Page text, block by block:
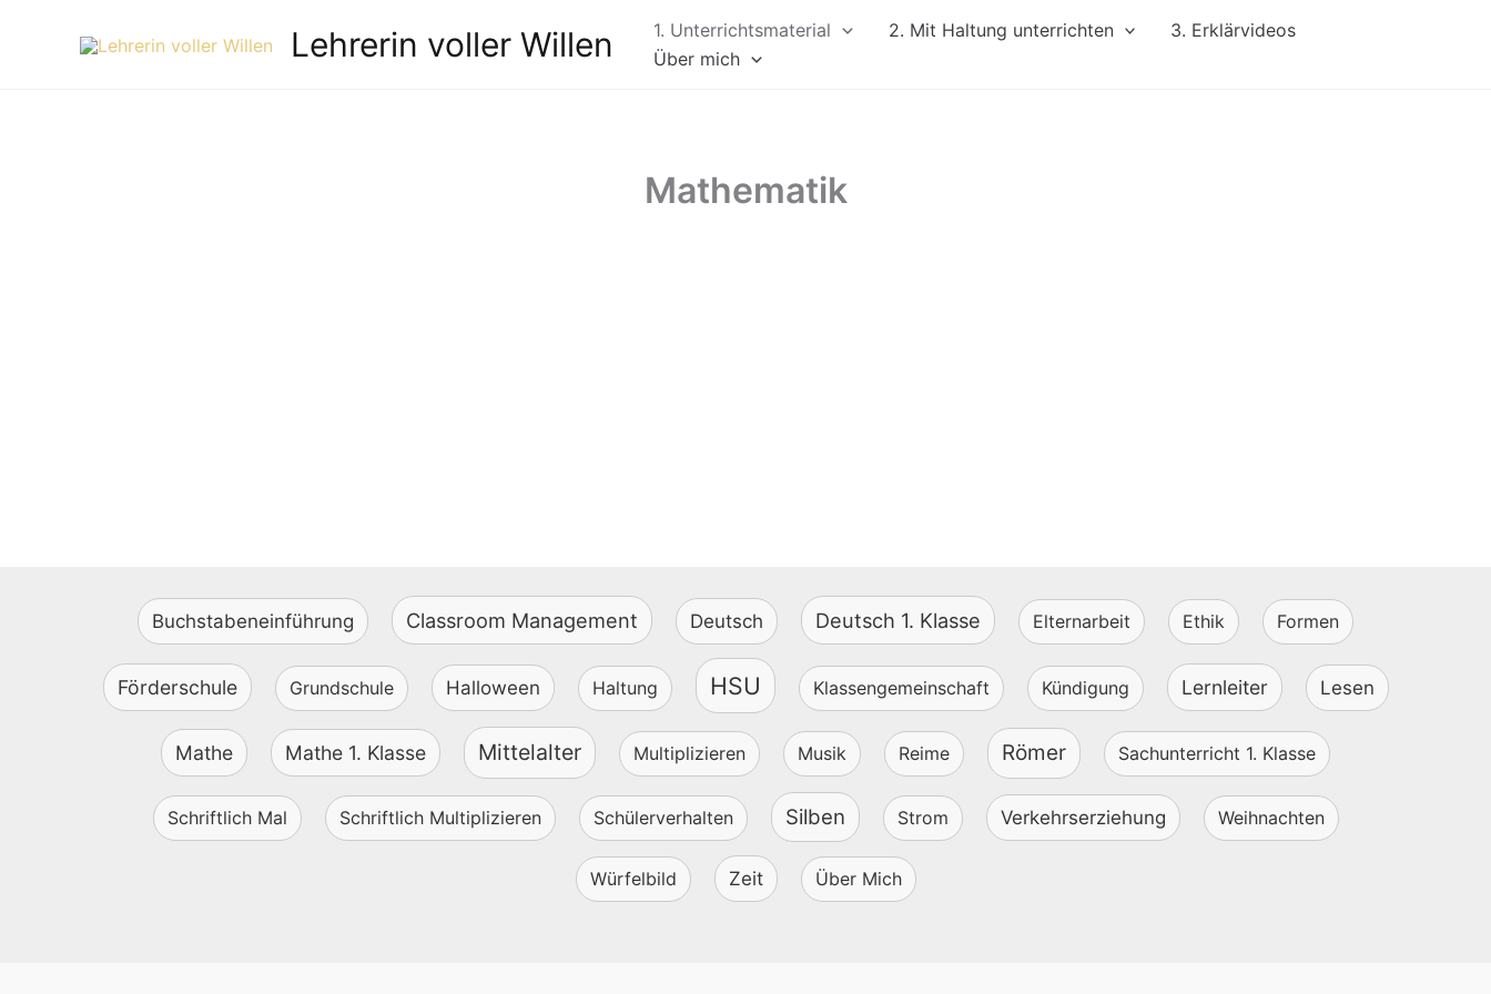
Lehrerin voller Willen 1. Unterrichtsmaterial 2. Mit Haltung unterrichten
3. Erklärvideos
Über mich
Mathematik
Buchstabeneinführung Classroom Management Deutsch Deutsch 1. Klasse Elternarbeit Ethik Formen
Förderschule Grundschule Halloween Haltung HSU Klassengemeinschaft Kündigung Lernleiter Lesen
Mathe Mathe 1. Klasse Mittelalter Multiplizieren Musik Reime Römer Sachunterricht 1. Klasse
Schriftlich Mal Schriftlich Multiplizieren Schülerverhalten Silben Strom Verkehrserziehung Weihnachten
Würfelbild Zeit Über Mich